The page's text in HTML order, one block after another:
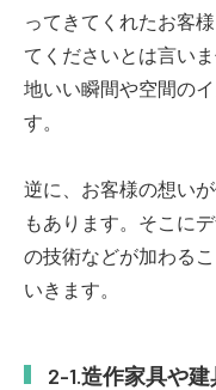
ってきてくれたお客
てくださいとは言い
地いい瞬間や空間の
す。
逆に、お客様の想い
もあります。そこに
の技術などが加わる
いきます。
造作家具や